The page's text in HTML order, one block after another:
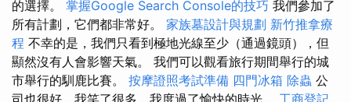
的選擇。 掌握Google Search Console的技巧 我們參加了
所有計劃，它們都非常好。 家族墓設計與規劃 新竹推拿療
程 不幸的是，我們只看到極地光線至少（通過鏡頭），但
顯然沒有人會影響天氣。 我們可以觀看旅行期間舉行的城
市舉行的馴鹿比賽。 按摩證照考試準備 四門冰箱 除蟲 公
司也很好，我笑了很多，我度過了愉快的時光。 工商登記